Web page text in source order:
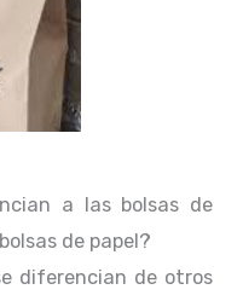
a las bolsas de
de papel?
diferencian de otros